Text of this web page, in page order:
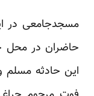
مسجدجامعی در
حاضران در محل
این حادثه مسلم